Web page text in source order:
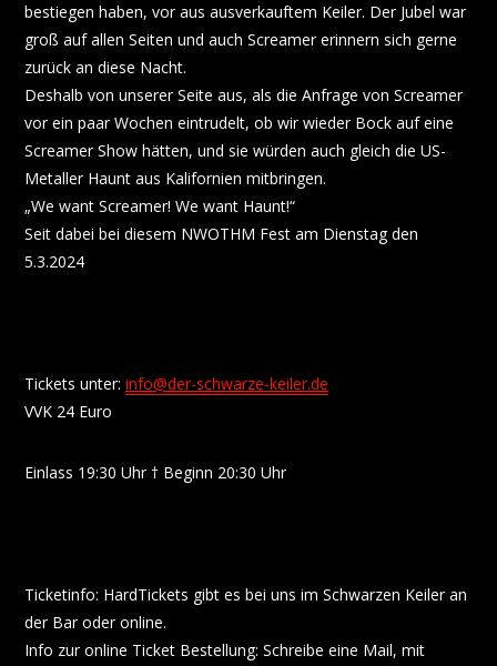
bestiegen haben, vor aus ausverkauftem Keiler. Der Jubel war
groß auf allen Seiten und auch Screamer erinnern sich gerne
zurück an diese Nacht.
Deshalb von unserer Seite aus, als die Anfrage von Screamer
vor ein paar Wochen eintrudelt, ob wir wieder Bock auf eine
Screamer Show hätten, und sie würden auch gleich die US-
Metaller Haunt aus Kalifornien mitbringen.
„We want Screamer! We want Haunt!“
Seit dabei bei diesem NWOTHM Fest am Dienstag den
5.3.2024
Tickets unter: info@der-schwarze-keiler.de
VVK 24 Euro
Einlass 19:30 Uhr † Beginn 20:30 Uhr
Ticketinfo: HardTickets gibt es bei uns im Schwarzen Keiler an
der Bar oder online.
Info zur online Ticket Bestellung: Schreibe eine Mail, mit